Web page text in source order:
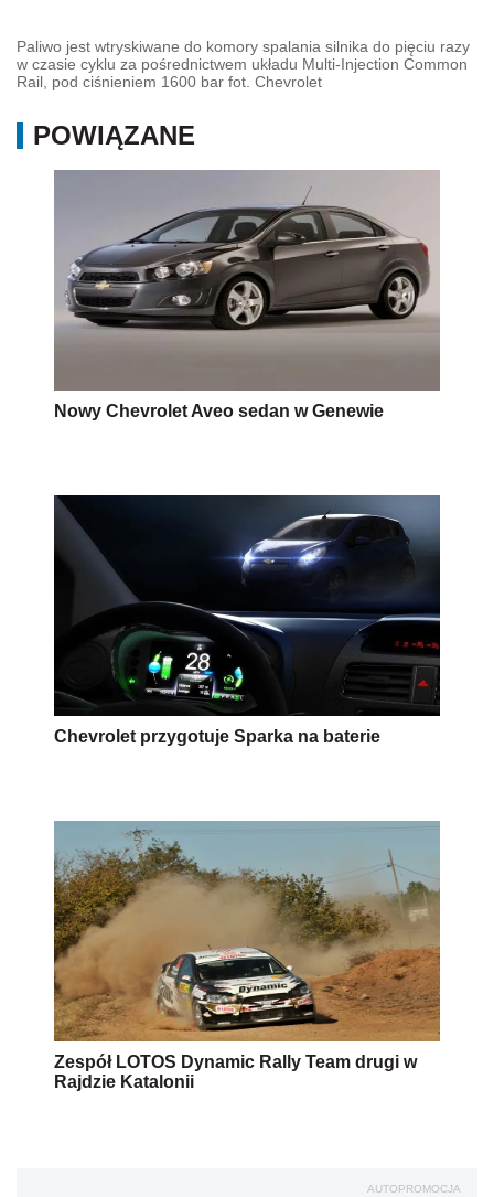
Paliwo jest wtryskiwane do komory spalania silnika do pięciu razy
w czasie cyklu za pośrednictwem układu Multi-Injection Common
Rail, pod ciśnieniem 1600 bar fot. Chevrolet
POWIĄZANE
Nowy Chevrolet Aveo sedan w Genewie
Chevrolet przygotuje Sparka na baterie
Zespół LOTOS Dynamic Rally Team drugi w
Rajdzie Katalonii
AUTOPROMOCJA